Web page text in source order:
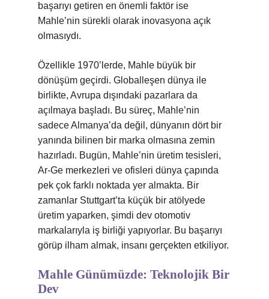
başarıyı getiren en önemli faktör ise
Mahle’nin sürekli olarak inovasyona açık
olmasıydı.
Özellikle 1970’lerde, Mahle büyük bir
dönüşüm geçirdi. Globalleşen dünya ile
birlikte, Avrupa dışındaki pazarlara da
açılmaya başladı. Bu süreç, Mahle’nin
sadece Almanya’da değil, dünyanın dört bir
yanında bilinen bir marka olmasına zemin
hazırladı. Bugün, Mahle’nin üretim tesisleri,
Ar-Ge merkezleri ve ofisleri dünya çapında
pek çok farklı noktada yer almakta. Bir
zamanlar Stuttgart’ta küçük bir atölyede
üretim yaparken, şimdi dev otomotiv
markalarıyla iş birliği yapıyorlar. Bu başarıyı
görüp ilham almak, insanı gerçekten etkiliyor.
Mahle Günümüzde: Teknolojik Bir
Dev